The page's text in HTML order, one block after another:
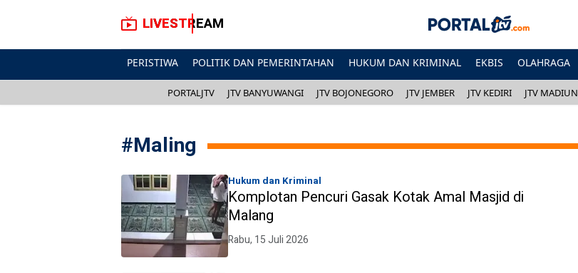
LIVESTREAM
PERISTIWA POLITIK DAN PEMERINTAHAN HUKUM DAN KRIMINAL EKBIS OLAHRAGA
PORTALJTV JTV BANYUWANGI JTV BOJONEGORO JTV JEMBER JTV KEDIRI JTV MADIUN
#Maling
Hukum dan Kriminal
Komplotan Pencuri Gasak Kotak Amal Masjid di
Malang
Rabu, 15 Juli 2026